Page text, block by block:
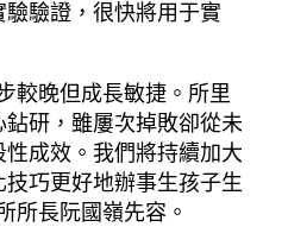
驗證，很快將用于實
較晚但成長敏捷。所里
鉆研，雖屢次掉敗卻從未
成效。我們將持續加大
巧更好地辦事生孩子生
所長阮國嶺先容。